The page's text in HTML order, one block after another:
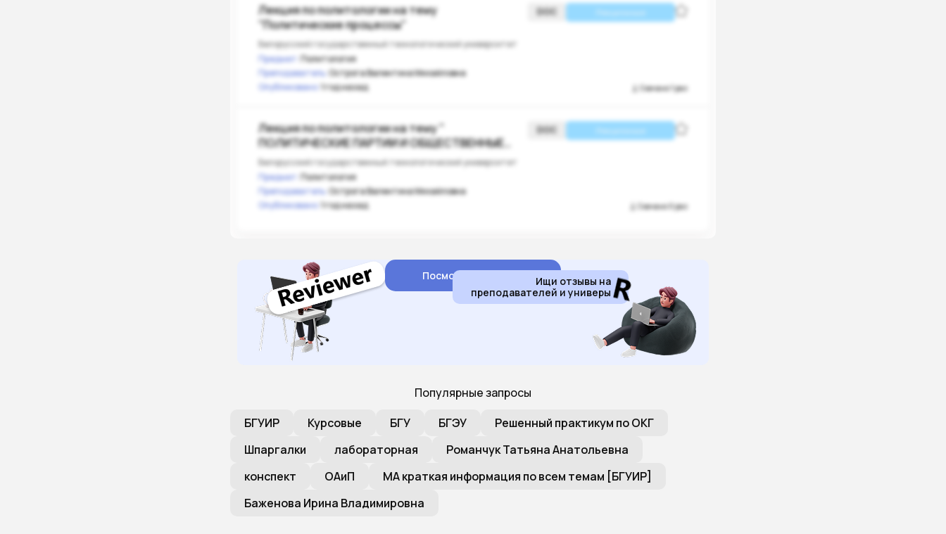
Лекция по политологии на тему
"Политические процессы"
DOC
Белорусский государственный технологический университет
Предмет:
Политология
Преподаватель: Острога Валентина Михайловна
Опубликовано: 1 год назад Скачано 1 раз
Лекция по политологии на тему "
ПОЛИТИЧЕСКИЕ ПАРТИИ И ОБЩЕСТВЕННЫЕ
ОБЪЕДИНЕНИЯ"
DOC
Белорусский государственный технологический университет
Предмет:
Политология
Преподаватель: Острога Валентина Михайловна
Опубликовано: 1 год назад Скачано 0 раз
Посмотреть отзывы
Ищи отзывы на
преподавателей и универы
Популярные запросы
БГУИР
Курсовые БГУ БГЭУ
Решенный практикум по ОКГ
Шпаргалки
лабораторная
Романчук Татьяна Анатольевна
конспект
ОАиП
МА краткая информация по всем темам [БГУИР]
Баженова Ирина Владимировна